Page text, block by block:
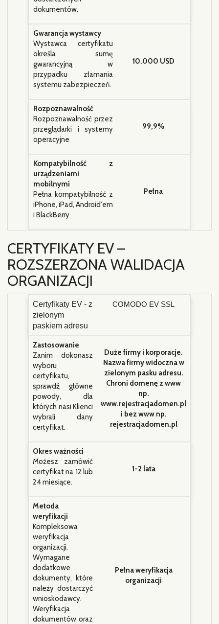
dokumentów.
Gwarancja wystawcy
Wystawca certyfikatu
określa sumę
gwarancyjną w
przypadku złamania
systemu zabezpieczeń.
10.000 USD
Rozpoznawalność
Rozpoznawalność przez
przeglądarki i systemy
operacyjne
99,9%
Kompatybilność z
urządzeniami
mobilnymi
Pełna kompatybilność z
iPhone, iPad, Android'em
i BlackBerry
Pełna
CERTYFIKATY EV –
ROZSZERZONA WALIDACJA
ORGANIZACJI
Certyfikaty EV - z
zielonym
paskiem adresu
COMODO EV SSL
Zastosowanie
Zanim dokonasz
wyboru
certyfikatu,
sprawdź główne
powody, dla
których nasi Klienci
wybrali dany
certyfikat.
Duże firmy i korporacje.
Nazwa firmy widoczna w
zielonym pasku adresu.
Chroni domenę z www
np.
www.rejestracjadomen.pl
i bez www np.
rejestracjadomen.pl
Okres ważności
Możesz zamówić
certyfikat na 12 lub
24 miesiące.
1-2 lata
Metoda
weryfikacji
Kompleksowa
weryfikacja
organizacji.
Wymagane
dodatkowe
dokumenty, które
należy dostarczyć
wnioskodawcy.
Weryfikacja
dokumentów oraz
Pełna weryfikacja
organizacji